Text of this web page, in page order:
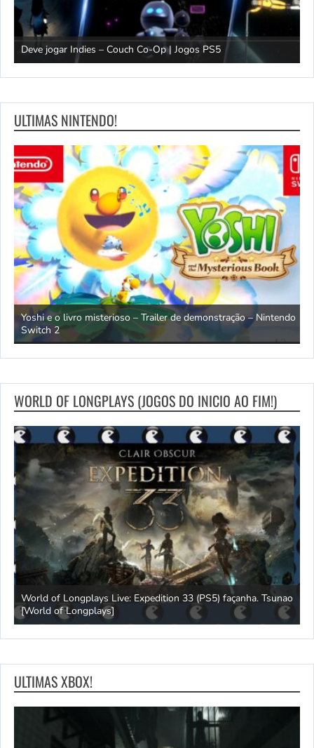
Deve jogar Indies – Couch Co-Op | Jogos PS5
ULTIMAS NINTENDO!
ao Yoshi e o livro misterioso – Trailer de demonstração – Nintendo
Switch 2
WORLD OF LONGPLAYS (JOGOS DO INICIO AO FIM!)
World of Longplays Live: Expedition 33 (PS5) façanha. Tsunao
[World of Longplays]
ULTIMAS XBOX!